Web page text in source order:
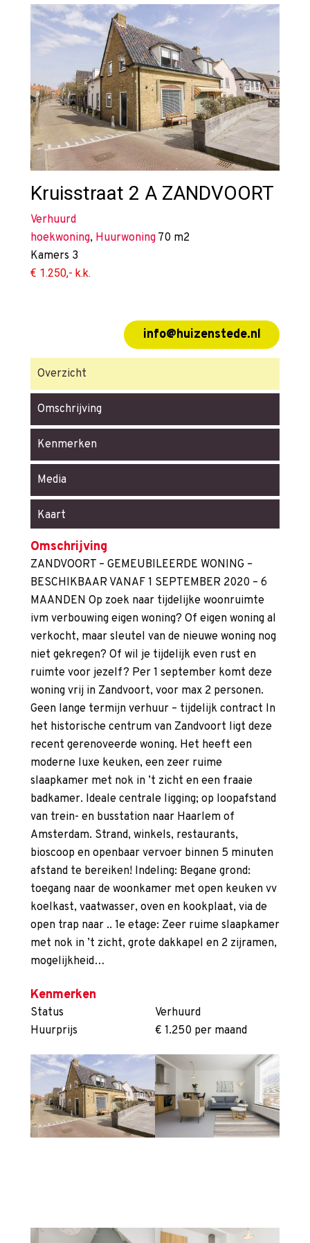
Kruisstraat 2 A ZANDVOORT
Verhuurd
hoekwoning, Huurwoning 70 m2
Kamers 3
€ 1.250,- k.k.
info@huizenstede.nl
Overzicht
Omschrijving
Kenmerken
Media
Kaart
Omschrijving
ZANDVOORT – GEMEUBILEERDE WONING –
BESCHIKBAAR VANAF 1 SEPTEMBER 2020 – 6
MAANDEN Op zoek naar tijdelijke woonruimte
ivm verbouwing eigen woning? Of eigen woning al
verkocht, maar sleutel van de nieuwe woning nog
niet gekregen? Of wil je tijdelijk even rust en
ruimte voor jezelf? Per 1 september komt deze
woning vrij in Zandvoort, voor max 2 personen.
Geen lange termijn verhuur – tijdelijk contract In
het historische centrum van Zandvoort ligt deze
recent gerenoveerde woning. Het heeft een
moderne luxe keuken, een zeer ruime
slaapkamer met nok in ’t zicht en een fraaie
badkamer. Ideale centrale ligging; op loopafstand
van trein- en busstation naar Haarlem of
Amsterdam. Strand, winkels, restaurants,
bioscoop en openbaar vervoer binnen 5 minuten
afstand te bereiken! Indeling: Begane grond:
toegang naar de woonkamer met open keuken vv
koelkast, vaatwasser, oven en kookplaat, via de
open trap naar .. 1e etage: Zeer ruime slaapkamer
met nok in ’t zicht, grote dakkapel en 2 zijramen,
mogelijkheid…
Kenmerken
Status
Verhuurd
Huurprijs
€ 1.250 per maand